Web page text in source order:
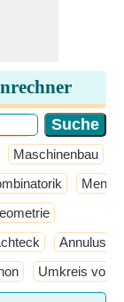
Maschinenbau
Annulus
Umkreis von